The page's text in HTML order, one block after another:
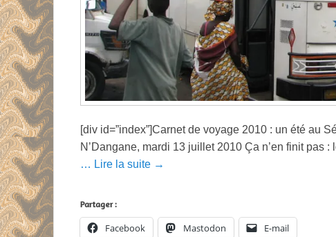
[div id=”index”]Carnet de voyage 2010 : un été au
N’Dangane, mardi 13 juillet 2010 Ça n’en finit pas
… Lire la suite →
Partager :
Facebook Mastodon E-mail